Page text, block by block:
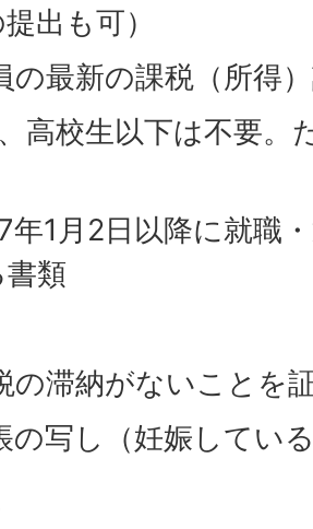
出も可）
の最新の課税（所得
高校生以下は不要。
年1月2日以降に就職
類
の滞納がないことを
の写し（妊娠してい